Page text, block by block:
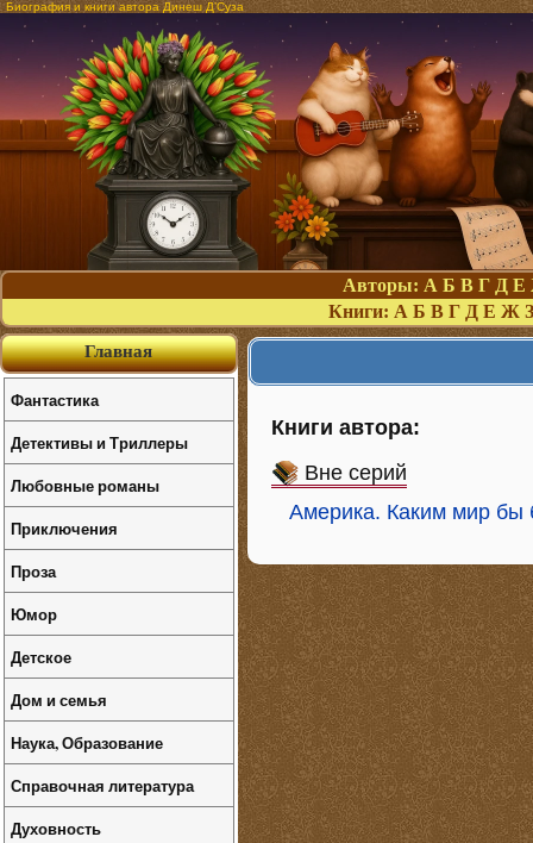
Биография и книги автора Динеш Д’Суза
Авторы: А Б В Г Д Е
Книги: А Б В Г Д Е Ж З
Книги автора:
Вне серий
Америка. Каким мир бы
Главная
Фантастика
Детективы и Триллеры
Любовные романы
Приключения
Проза
Юмор
Детское
Дом и семья
Наука, Образование
Справочная литература
Духовность